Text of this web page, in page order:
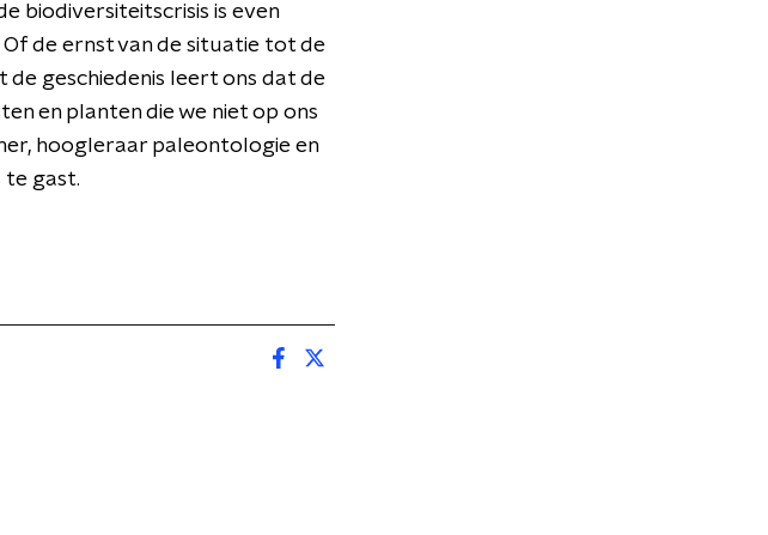
biodiversiteitscrisis is even
de ernst van de situatie tot de
geschiedenis leert ons dat de
en planten die we niet op ons
hoogleraar paleontologie en
te gast.